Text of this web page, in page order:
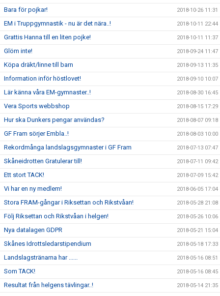
Bara för pojkar! 2018-10-26 11:31
EM i Truppgymnastik - nu är det nära..! 2018-10-11 22:44
Grattis Hanna till en liten pojke! 2018-10-11 11:37
Glöm inte! 2018-09-24 11:47
Köpa dräkt/linne till barn 2018-09-13 11:35
Information inför höstlovet! 2018-09-10 10:07
Lär känna våra EM-gymnaster..! 2018-08-30 16:45
Vera Sports webbshop 2018-08-15 17:29
Hur ska Dunkers pengar användas? 2018-08-07 09:18
GF Fram sörjer Embla..! 2018-08-03 10:00
Rekordmånga landslagsgymnaster i GF Fram 2018-07-13 07:47
Skåneidrotten Gratulerar till! 2018-07-11 09:42
Ett stort TACK! 2018-07-09 15:42
Vi har en ny medlem! 2018-06-05 17:04
Stora FRAM-gångar i Riksettan och Rikstvåan! 2018-05-28 21:08
Följ Riksettan och Rikstvåan i helgen! 2018-05-26 10:06
Nya datalagen GDPR 2018-05-21 15:04
Skånes Idrottsledarstipendium 2018-05-18 17:33
Landslagstränarna har ...... 2018-05-16 08:51
Som TACK! 2018-05-16 08:45
Resultat från helgens tävlingar..! 2018-05-14 21:35